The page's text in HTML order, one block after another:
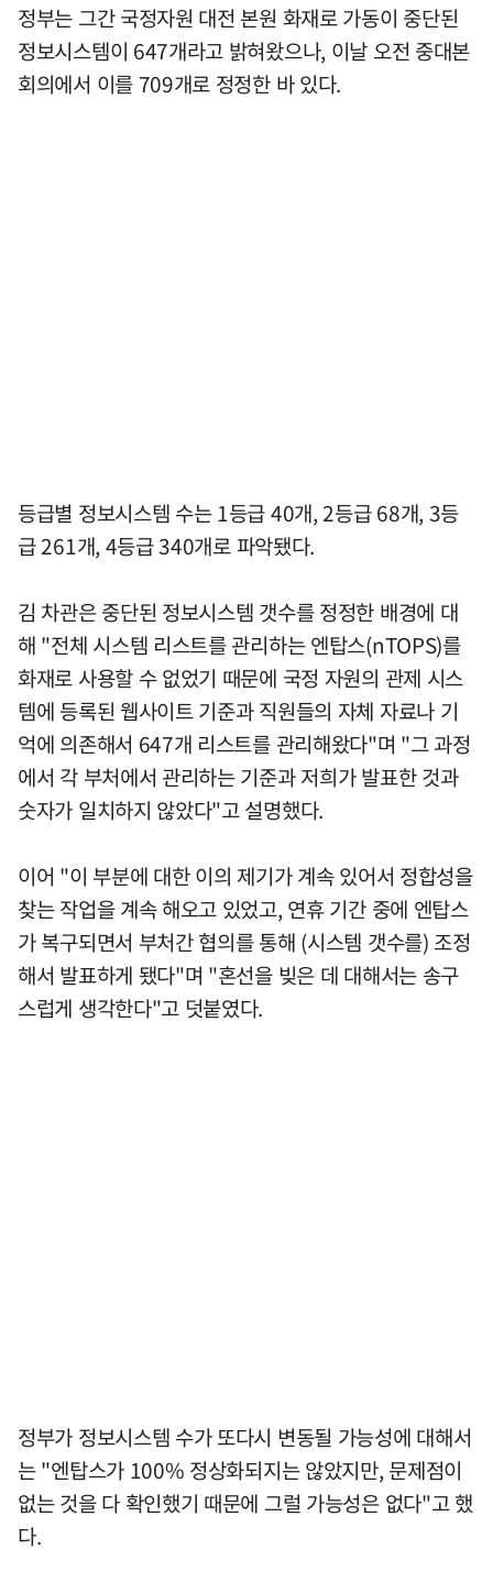
정부는 그간 국정자원 대전 본원 화재로 가동이 중단된
정보시스템이 647개라고 밝혀왔으나, 이날 오전 중대본
회의에서 이를 709개로 정정한 바 있다.
등급별 정보시스템 수는 1등급 40개, 2등급 68개, 3등
급 261개, 4등급 340개로 파악됐다.
김 차관은 중단된 정보시스템 갯수를 정정한 배경에 대
해 "전체 시스템 리스트를 관리하는 엔탑스(nTOPS)를
화재로 사용할 수 없었기 때문에 국정 자원의 관제 시스
템에 등록된 웹사이트 기준과 직원들의 자체 자료나 기
억에 의존해서 647개 리스트를 관리해왔다"며 "그 과정
에서 각 부처에서 관리하는 기준과 저희가 발표한 것과
숫자가 일치하지 않았다"고 설명했다.
이어 "이 부분에 대한 이의 제기가 계속 있어서 정합성을
찾는 작업을 계속 해오고 있었고, 연휴 기간 중에 엔탑스
가 복구되면서 부처간 협의를 통해 (시스템 갯수를) 조정
해서 발표하게 됐다"며 "혼선을 빚은 데 대해서는 송구
스럽게 생각한다"고 덧붙였다.
정부가 정보시스템 수가 또다시 변동될 가능성에 대해서
는 "엔탑스가 100% 정상화되지는 않았지만, 문제점이
없는 것을 다 확인했기 때문에 그럴 가능성은 없다"고 했
다.